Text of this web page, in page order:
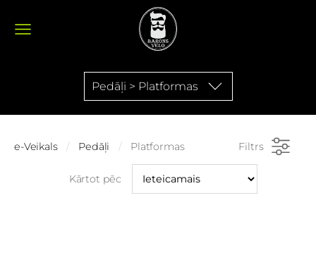
Pedāļi > Platformas
e-Veikals Pedāļi Platformas Filtrs
Kārtot pēc